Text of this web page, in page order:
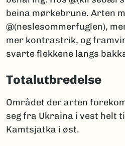
beina mørkebrune. Arten
@(neslesommerfuglen),
mer kontrastrik, og
svarte flekkene langs
Totalutbredelse
Området der arten
seg fra Ukraina i vest helt
Kamtsjatka i øst.